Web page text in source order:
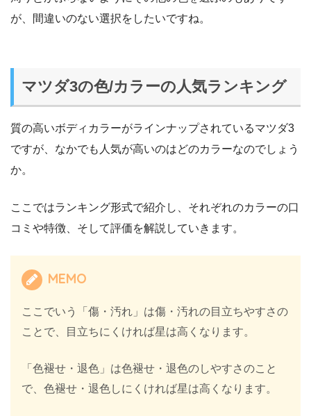
が、間違いのない選択をしたいですね。
マツダ3の色/カラーの人気ランキング
質の高いボディカラーがラインナップされているマツダ3
ですが、なかでも人気が高いのはどのカラーなのでしょう
か。
ここではランキング形式で紹介し、それぞれのカラーの口
コミや特徴、そして評価を解説していきます。
MEMO
ここでいう「傷・汚れ」は傷・汚れの目立ちやすさの
ことで、目立ちにくければ星は高くなります。
「色褪せ・退色」は色褪せ・退色のしやすさのこと
で、色褪せ・退色しにくければ星は高くなります。